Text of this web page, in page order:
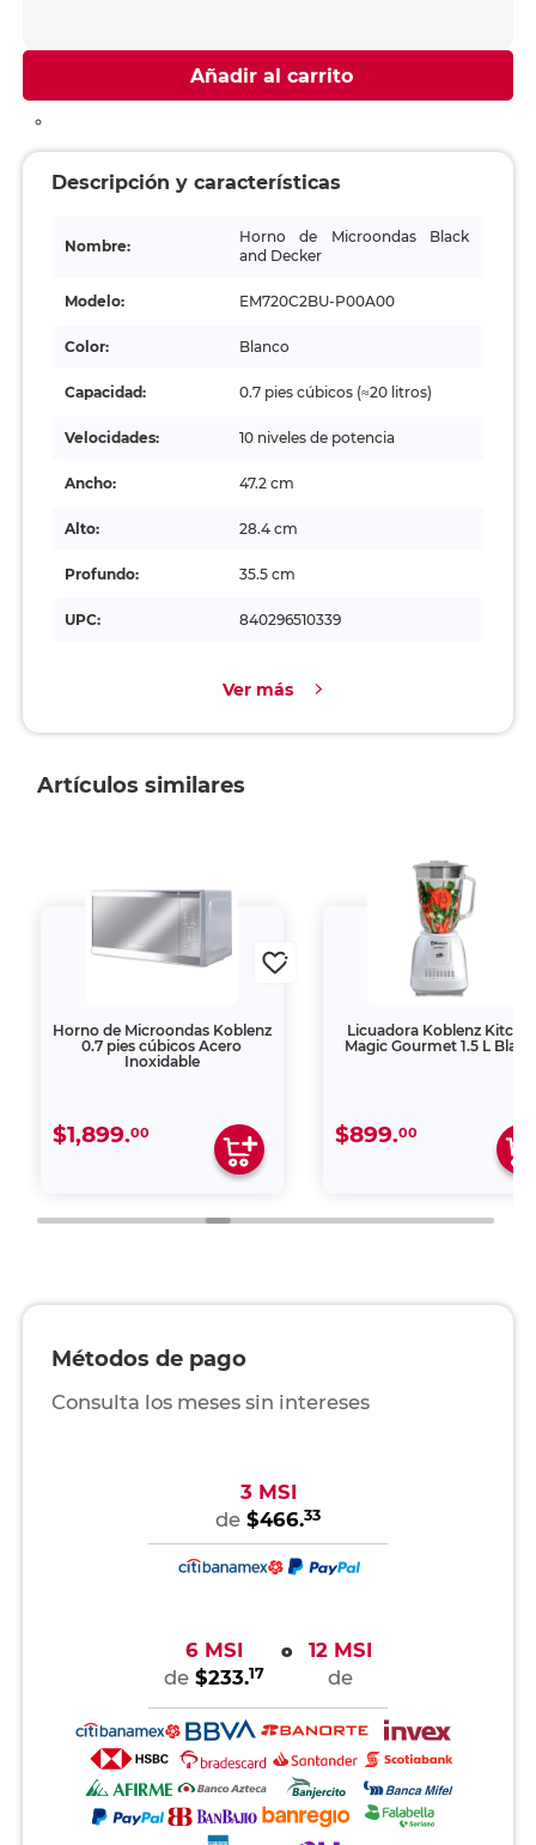
Añadir al carrito
Descripción y características
Nombre:
Horno de Microondas Black
and Decker
Modelo: EM720C2BU-P00A00
Color: Blanco
Capacidad: 0.7 pies cúbicos (≈20 litros)
Velocidades: 10 niveles de potencia
Ancho: 47.2 cm
Alto: 28.4 cm
Profundo: 35.5 cm
UPC: 840296510339
Ver más
Artículos similares
Horno de Microondas Koblenz
0.7 pies cúbicos Acero
Inoxidable
$1,899.00
Licuadora Koblenz
Magic Gourmet 1.5 L
$899.00
Métodos de pago
Consulta los meses sin intereses
3 MSI
de $466.33
6 MSI
de $233.17
o
12 MSI
de